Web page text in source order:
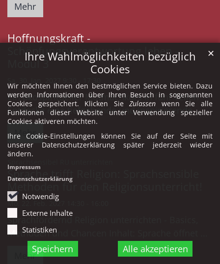
Ihre Wahlmöglichkeiten bezüglich
Cookies
Wir möchten Ihnen den bestmöglichen Service bieten. Dazu
werden Informationen über Ihren Besuch in sogenannten
Cookies gespeichert. Klicken SieZulassen wenn Sie alle
Funktionen dieser Website unter Verwendung spezieller
Cookies aktiveren möchten.
Ihre Cookie-Einstellungen können Sie auf der Seite mit
unserer Datenschutzerklärung später jederzeit wieder
ändern.
Notwendig
Externe Inhalte
Statistiken
Speichern Alle akzeptieren
✕
Impressum
Datenschutzerklärung
Mehr
Hoffnungskraft -
Schöpfungsverantwortung leben -
Modul 3
Ein ökospiritueller Mutmachkurs in fünf Teilen
Entdecke eine tiefgehende und inspirierende ...
Mehr
Sprache trifft Religion: Sprachsensible
Methoden für den Religionsunterricht!
Mo. 22. Feb. 2027 14:30 - 16:00
Sprachfördernd Religion unterrichten - Basics,
Methoden und Chancen Inhalt: Sprache öffnet ...
Mehr